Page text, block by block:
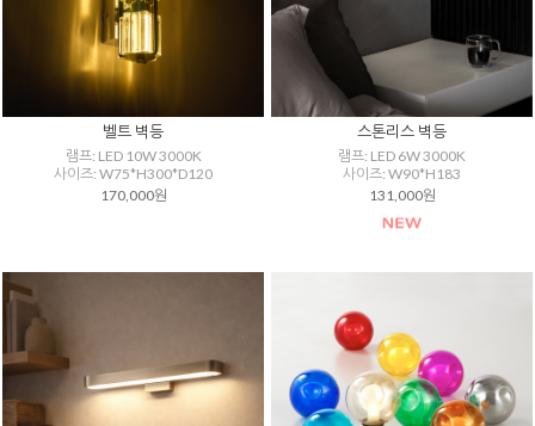
벨트 벽등
램프: LED 10W 3000K
사이즈: W75*H300*D120
170,000원
스톤리스 벽등
램프: LED 6W 3000K
사이즈: W90*H183
131,000원